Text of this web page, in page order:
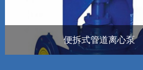
便拆式管道离心泵